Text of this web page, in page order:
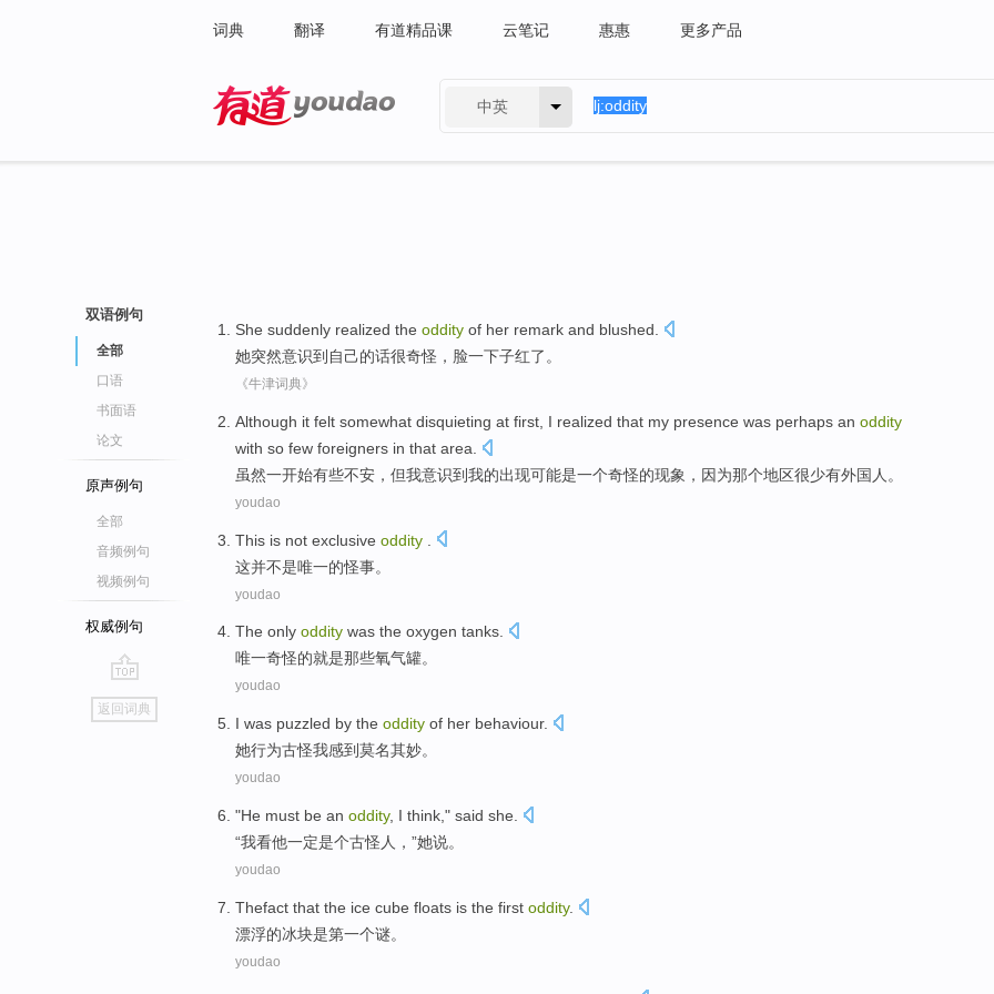
词典 翻译 有道精品课 云笔记 惠惠 更多产品
中英
双语例句
全部
口语
书面语
论文
原声例句
全部
音频例句
视频例句
权威例句
go
top
返回词典
She suddenly realized the oddity of her remark and blushed
她突然意识到 自己的话很奇怪 ，脸一下子红了。
《牛津词典》
Although it felt somewhat disquieting at first I realized that my presence was perhaps an oddity
with so few foreigners in that area
虽然一开始有些不安 ，但我意识到我的出现可能是一个奇怪的现象，因为那个地区很少有外国人。
youdao
This is not exclusive oddity
这并不是唯一的怪事。
youdao
The only oddity was the oxygen tanks.
唯一奇怪的就是那些氧气罐。
youdao
I was puzzled by the oddity of her behaviour.
她行为古怪我感到莫名其妙。
youdao
"He must be an oddity, I think ," said she
“我看他一定是个古怪人，”她说。
youdao
Thefact that the ice cube floats is the first oddity.
漂浮的冰块是第一个谜。
youdao